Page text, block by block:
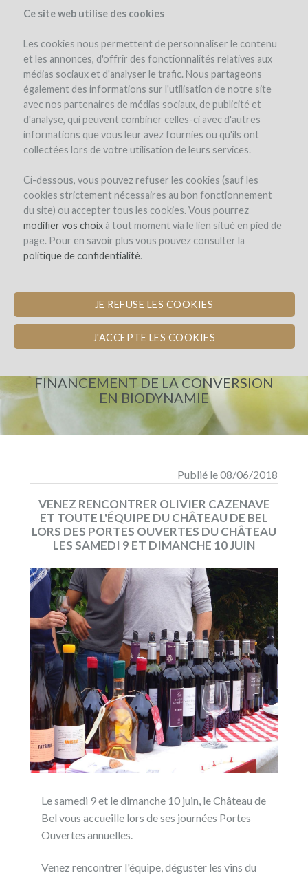
Ce site web utilise des cookies
Les cookies nous permettent de personnaliser le contenu
et les annonces, d'offrir des fonctionnalités relatives aux
médias sociaux et d'analyser le trafic. Nous partageons
également des informations sur l'utilisation de notre site
avec nos partenaires de médias sociaux, de publicité et
d'analyse, qui peuvent combiner celles-ci avec d'autres
informations que vous leur avez fournies ou qu'ils ont
collectées lors de votre utilisation de leurs services.
Ci-dessous, vous pouvez refuser les cookies (sauf les
cookies strictement nécessaires au bon fonctionnement
du site) ou accepter tous les cookies. Vous pourrez
modifier vos choixà tout moment via le lien situé en pied de
page. Pour en savoir plus vous pouvez consulter la
politique de confidentialité.
JE REFUSE LES COOKIES
J'ACCEPTE LES COOKIES
le projet l'équipe détails du projet les remboursements en vin
winefunders(83)
CHÂTEAU DE BEL
FINANCEMENT DE LA CONVERSION
EN BIODYNAMIE
Publié le 08/06/2018
VENEZ RENCONTRER OLIVIER CAZENAVE
ET TOUTE L'ÉQUIPE DU CHÂTEAU DE BEL
LORS DES PORTES OUVERTES DU CHÂTEAU
LES SAMEDI 9 ET DIMANCHE 10 JUIN
Le samedi 9 et le dimanche 10 juin, le Château de
Bel vous accueille lors de ses journées Portes
Ouvertes annuelles.
Venez rencontrer l'équipe, déguster les vins du